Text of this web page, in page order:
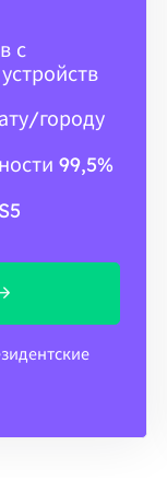
с
городу
99,5%